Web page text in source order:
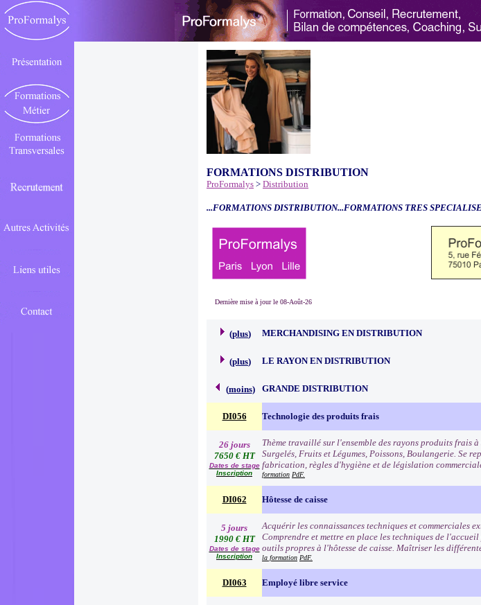
FORMATIONS DISTRIBUTION
ProFormalys > Distribution
...FORMATIONS DISTRIBUTION...FORMATIONS TRES
Dernière mise à jour le 08-Août-26
(plus) MERCHANDISING EN DISTRIBUTION
(plus) LE RAYON EN DISTRIBUTION
(moins) GRANDE DISTRIBUTION
DI056 Technologie des produits frais
26 jours
7650 € HT
Dates de stage
Inscription
Thème travaillé sur l'ensemble des rayons produits frais
Surgelés, Fruits et Légumes, Poissons, Boulangerie. Se
fabrication, règles d'hygiène et de législation
formation PdF.
DI062 Hôtesse de caisse
5 jours
1990 € HT
Dates de stage
Inscription
Acquérir les connaissances techniques et commerciales
Comprendre et mettre en place les techniques de
outils propres à l'hôtesse de caisse. Maîtriser les
la formation PdF.
DI063 Employé libre service